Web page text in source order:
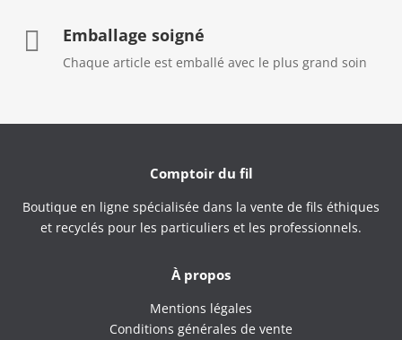
 Emballage soigné
Chaque article est emballé avec le plus grand soin
Comptoir du fil
Boutique en ligne spécialisée dans la vente de fils éthiques
et recyclés pour les particuliers et les professionnels.
À propos
Mentions légales
Conditions générales de vente